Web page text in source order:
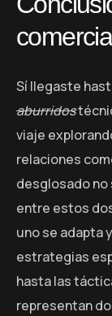
Sí llegaste
aburridos
viaje
relaciones
desglosado
entre estos
uno se adapta
estrategias
hasta las
representan